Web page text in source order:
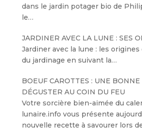
dans le jardin potager bio de
le…
JARDINER AVEC LA LUNE : SES
Jardiner avec la lune : les
du jardinage en suivant la…
BOEUF CAROTTES : UNE
DÉGUSTER AU COIN DU FEU
Votre sorcière bien-aimée du
lunaire.info vous présente
nouvelle recette à savourer lors